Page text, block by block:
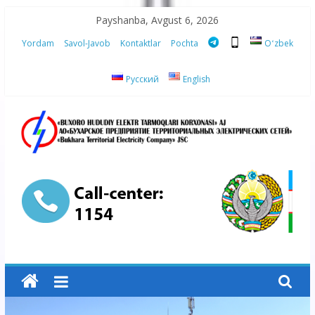
content
Payshanba, Avgust 6, 2026
Yordam Savol-Javob Kontaktlar Pochta Oʻzbek
Русский English
“Buxoro
hududiy
elektr
tarmoqlari